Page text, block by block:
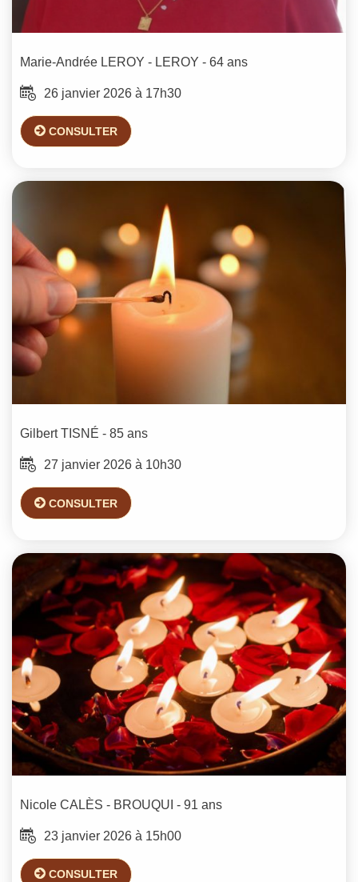
Marie-Andrée LEROY - LEROY - 64 ans
26 janvier 2026 à 17h30
CONSULTER
Gilbert TISNÉ - 85 ans
27 janvier 2026 à 10h30
CONSULTER
Nicole CALÈS - BROUQUI - 91 ans
23 janvier 2026 à 15h00
CONSULTER